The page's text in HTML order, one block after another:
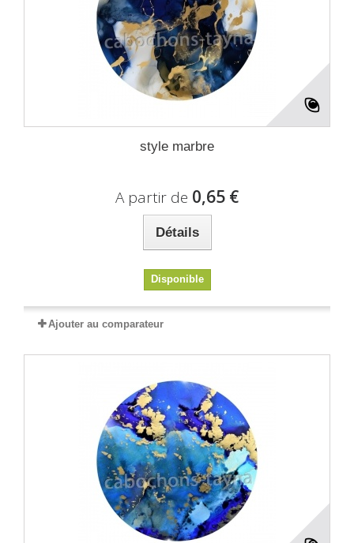
style marbre
A partir de 0,65 €
Détails
Disponible
Ajouter au comparateur